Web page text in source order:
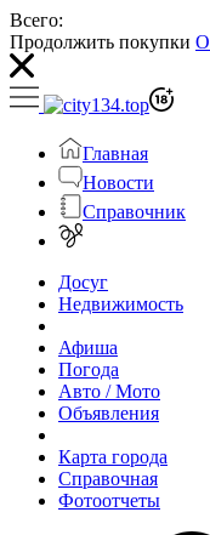
Всего:
Продолжить покупки
Главная
Новости
Справочник
Досуг
Недвижимость
Афиша
Погода
Авто / Мото
Объявления
Карта города
Справочная
Фотоотчеты